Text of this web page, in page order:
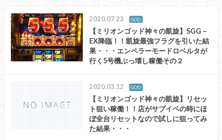
2020.07.23 GOD
【ミリオンゴッド神々の凱旋】SGG－
EX降臨！！凱旋最強フラグを引いた結
果・・・エンペラーモードロベルタが
行く5号機ぶっ壊し稼働その２
2020.03.12 GOD
【ミリオンゴッド神々の凱旋】リセッ
ト狙い稼働！！店がサブイベの時にほ
ぼ全台リセットなので試しに狙ってみ
た結果・・・